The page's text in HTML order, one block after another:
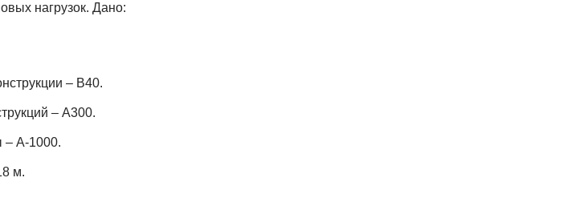
нагрузок. Дано:
– В40.
– А300.
– А-1000.
м.